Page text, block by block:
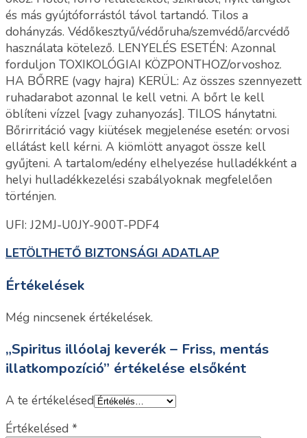
és más gyújtóforrástól távol tartandó. Tilos a
dohányzás. Védőkesztyű/védőruha/szemvédő/arcvédő
használata kötelező. LENYELÉS ESETÉN: Azonnal
forduljon TOXIKOLÓGIAI KÖZPONTHOZ/orvoshoz.
HA BŐRRE (vagy hajra) KERÜL: Az összes szennyezett
ruhadarabot azonnal le kell vetni. A bőrt le kell
öblíteni vízzel [vagy zuhanyozás]. TILOS hánytatni.
Bőrirritáció vagy kiütések megjelenése esetén: orvosi
ellátást kell kérni. A kiömlött anyagot össze kell
gyűjteni. A tartalom/edény elhelyezése hulladékként a
helyi hulladékkezelési szabályoknak megfelelően
történjen.
UFI: J2MJ-U0JY-900T-PDF4
LETÖLTHETŐ BIZTONSÁGI ADATLAP
Értékelések
Még nincsenek értékelések.
„Spiritus illóolaj keverék – Friss, mentás
illatkompozíció” értékelése elsőként
A te értékelésed
Értékelésed *